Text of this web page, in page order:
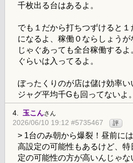
千枚出る台はあるよ。
でも１だから打ちつずけると１
になるよ、稼働０ならしょうが
じゃぐあっても全台稼働する
ぐらいは入ってるよ。
ぼったくりのが店は儲け効率い
ジャグ平均千Gも回ってないよ。
4. 玉こんさん
2026/06/10 19:12 #5735467 評
> 1台のみ朝から爆裂！昼前に
高設定の可能性もあるけど、
定の可能性の方が高いんじゃな